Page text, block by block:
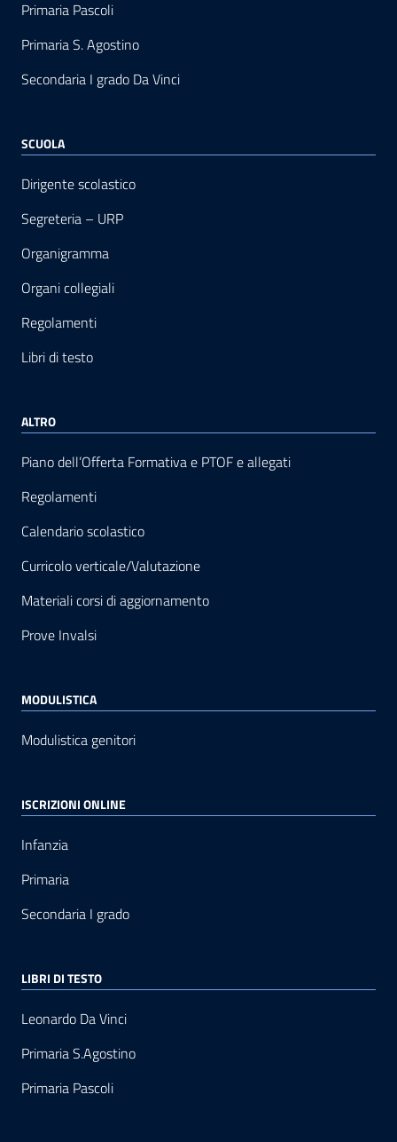
Primaria Pascoli
Primaria S. Agostino
Secondaria I grado Da Vinci
SCUOLA
Dirigente scolastico
Segreteria – URP
Organigramma
Organi collegiali
Regolamenti
Libri di testo
ALTRO
Piano dell’Offerta Formativa e PTOF e allegati
Regolamenti
Calendario scolastico
Curricolo verticale/Valutazione
Materiali corsi di aggiornamento
Prove Invalsi
MODULISTICA
Modulistica genitori
ISCRIZIONI ONLINE
Infanzia
Primaria
Secondaria I grado
LIBRI DI TESTO
Leonardo Da Vinci
Primaria S.Agostino
Primaria Pascoli